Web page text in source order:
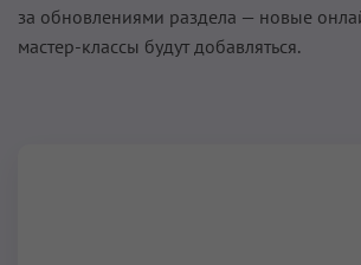
за обновлениями раздела — новые
мастер-классы будут добавляться.